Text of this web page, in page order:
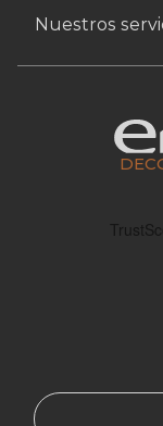
Nuestros